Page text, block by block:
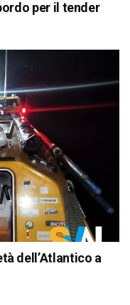
per il tender
dell’Atlantico a